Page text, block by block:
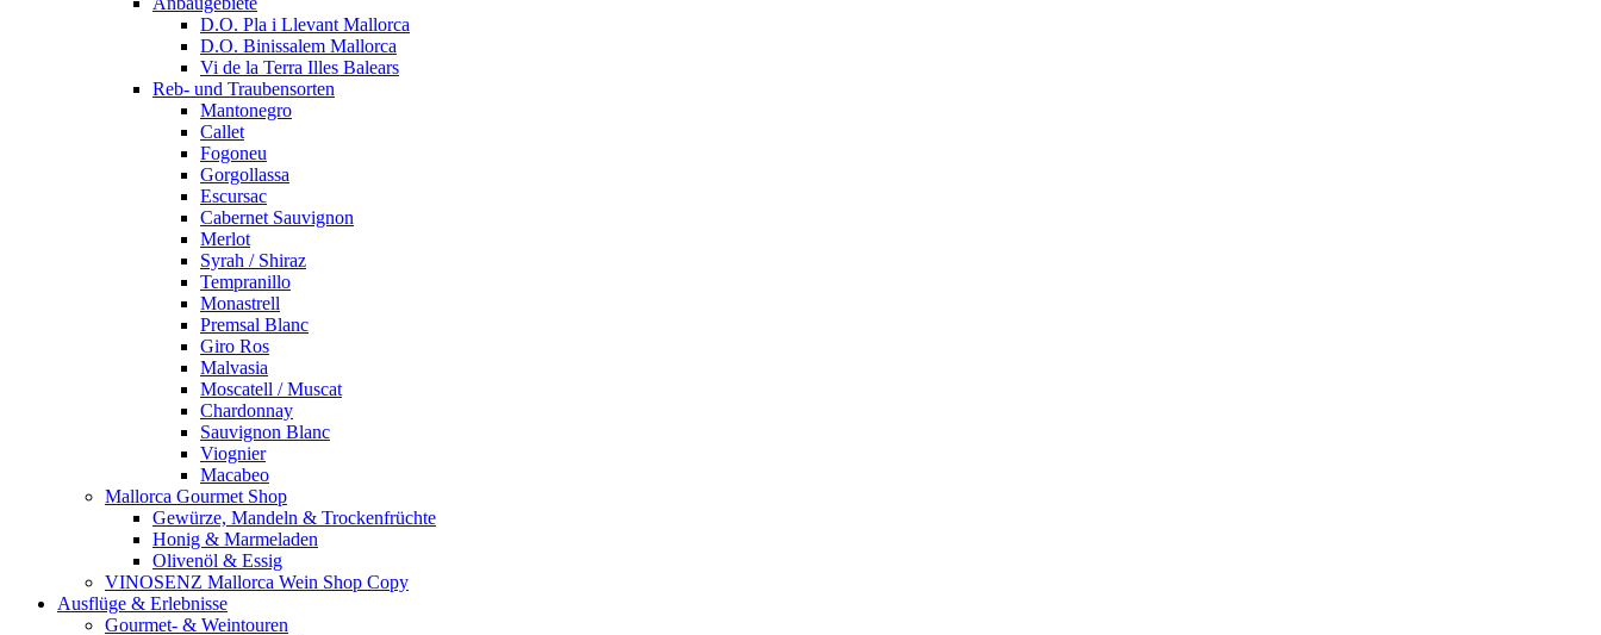
D.O. Pla i Llevant Mallorca
D.O. Binissalem Mallorca
Vi de la Terra Illes Balears
Reb- und Traubensorten
Mantonegro
Callet
Fogoneu
Gorgollassa
Escursac
Cabernet Sauvignon
Merlot
Syrah / Shiraz
Tempranillo
Monastrell
Premsal Blanc
Giro Ros
Malvasia
Moscatell / Muscat
Chardonnay
Sauvignon Blanc
Viognier
Macabeo
Mallorca Gourmet Shop
Gewürze, Mandeln & Trockenfrüchte
Honig & Marmeladen
Olivenöl & Essig
VINOSENZ Mallorca Wein Shop Copy
Ausflüge & Erlebnisse
Gourmet- & Weintouren